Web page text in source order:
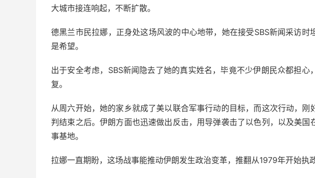
大城市接连响起，不断扩散。
德黑兰市民拉娜，正身处这场风波的中心地带，她在接受SBS新闻采访时
是希望。
出于安全考虑，SBS新闻隐去了她的真实姓名，毕竟不少伊朗民众都担心
复。
从周六开始，她的家乡就成了美以联合军事行动的目标，而这次行动，刚
判结束之后。伊朗方面也迅速做出反击，用导弹袭击了以色列，以及美国
事基地。
拉娜一直期盼，这场战事能推动伊朗发生政治变革，推翻从1979年开始执